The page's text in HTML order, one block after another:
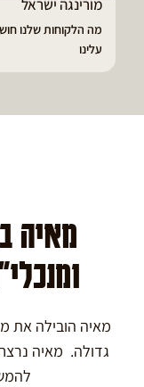
ממליץ על מוצרי
איכותיים
מבית מורינגה ישראל
מאיה
מאיה הובילה את